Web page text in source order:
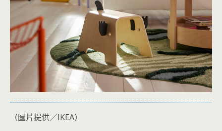
（圖片提供／IKEA）